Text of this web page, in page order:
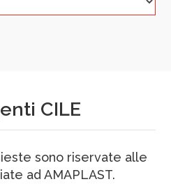
CILE
sono riservate alle
ad AMAPLAST.